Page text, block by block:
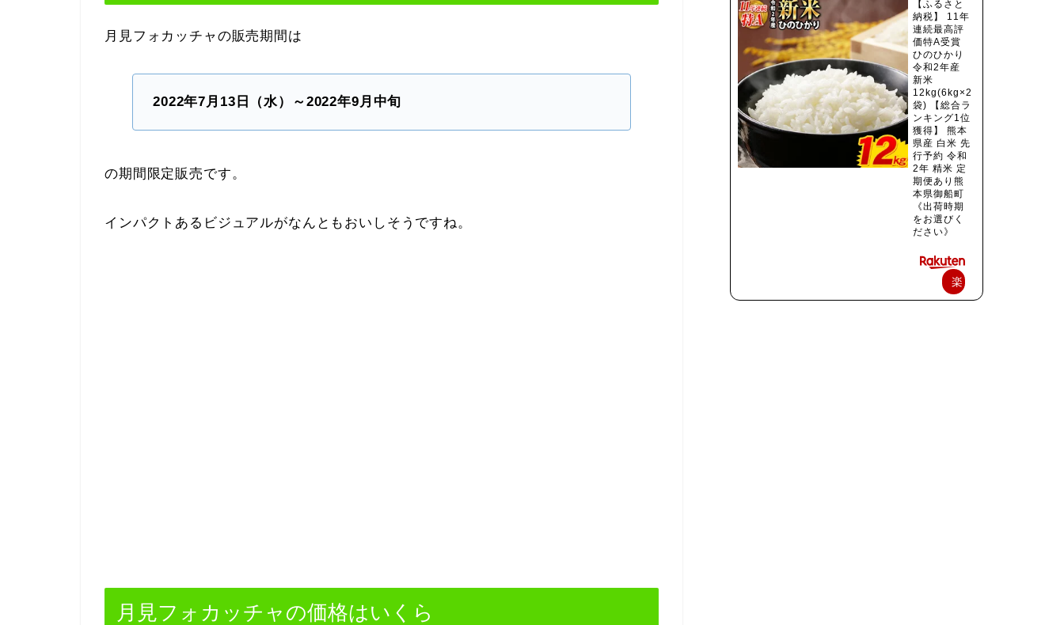
月見フォカッチャの販売期間は
2022年7月13日（水）～2022年9月中旬
の期間限定販売です。
インパクトあるビジュアルがなんともおいしそうですね。
月見フォカッチャの価格はいくら
【ふるさと
納税】 11年
連続最高評
価特A受賞
ひのひかり
令和2年産
新米
12kg(6kg×2
袋) 【総合ラ
ンキング1位
獲得】 熊本
県産 白米 先
行予約 令和
2年 精米 定
期便あり熊
本県御船町
《出荷時期
をお選びく
ださい》
楽